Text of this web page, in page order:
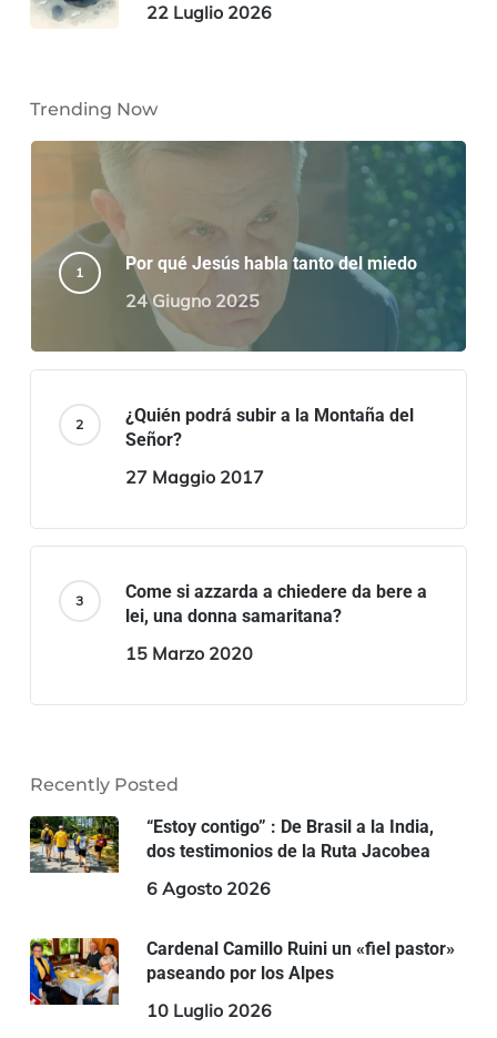
22 Luglio 2026
Trending Now
Por qué Jesús habla tanto del miedo
24 Giugno 2025
¿Quién podrá subir a la Montaña del
Señor?
27 Maggio 2017
Come si azzarda a chiedere da bere a
lei, una donna samaritana?
15 Marzo 2020
Recently Posted
“Estoy contigo” : De Brasil a la India,
dos testimonios de la Ruta Jacobea
6 Agosto 2026
Cardenal Camillo Ruini un «fiel pastor»
paseando por los Alpes
10 Luglio 2026